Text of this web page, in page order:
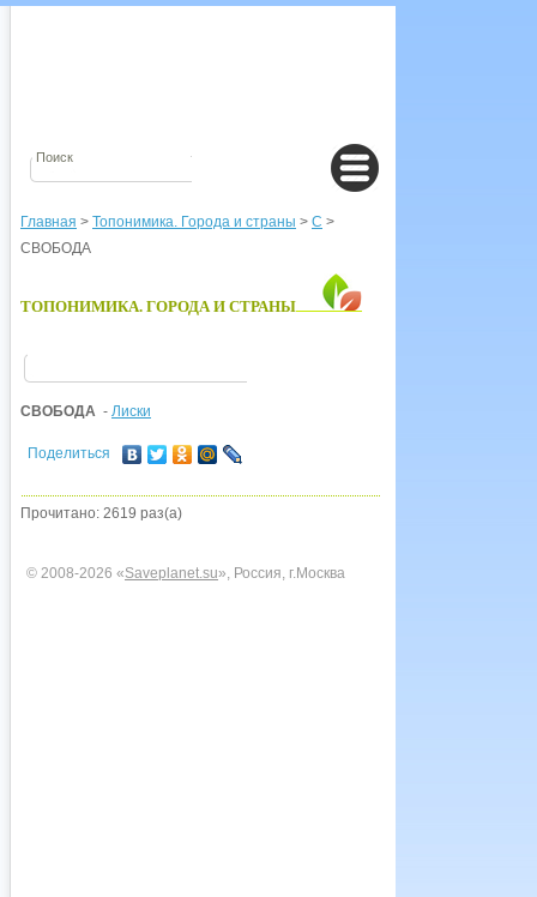
Главная > Топонимика. Города и страны > С >
СВОБОДА
ТОПОНИМИКА. ГОРОДА И СТРАНЫ
СВОБОДА - Лиски
Поделиться
Прочитано: 2619 раз(а)
© 2008-2026 «Saveplanet.su», Россия, г.Москва